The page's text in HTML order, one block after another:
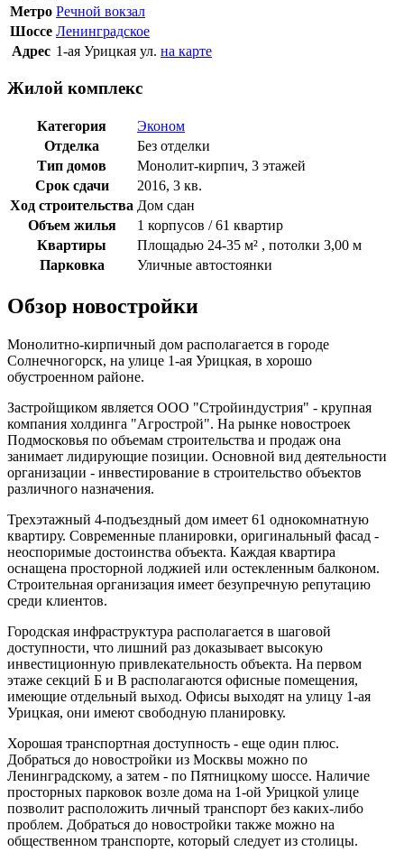
Метро Речной вокзал
Шоссе Ленинградское
Адрес 1-ая Урицкая ул. на карте
Жилой комплекс
Категория
Эконом
Отделка
Без отделки
Тип домов
Монолит-кирпич, 3 этажей
Срок сдачи
2016, 3 кв.
Ход строительства Дом сдан
Объем жилья
1 корпусов / 61 квартир
Квартиры
Площадью 24-35 м² , потолки 3,00 м
Парковка
Уличные автостоянки
Обзор новостройки
Монолитно-кирпичный дом располагается в городе
Солнечногорск, на улице 1-ая Урицкая, в хорошо
обустроенном районе.
Застройщиком является ООО "Стройиндустрия" - крупная
компания холдинга "Агрострой". На рынке новостроек
Подмосковья по объемам строительства и продаж она
занимает лидирующие позиции. Основной вид деятельности
организации - инвестирование в строительство объектов
различного назначения.
Трехэтажный 4-подъездный дом имеет 61 однокомнатную
квартиру. Современные планировки, оригинальный фасад -
неоспоримые достоинства объекта. Каждая квартира
оснащена просторной лоджией или остекленным балконом.
Строительная организация имеет безупречную репутацию
среди клиентов.
Городская инфраструктура располагается в шаговой
доступности, что лишний раз доказывает высокую
инвестиционную привлекательность объекта. На первом
этаже секций Б и В располагаются офисные помещения,
имеющие отдельный выход. Офисы выходят на улицу 1-ая
Урицкая, они имеют свободную планировку.
Хорошая транспортная доступность - еще один плюс.
Добраться до новостройки из Москвы можно по
Ленинградскому, а затем - по Пятницкому шоссе. Наличие
просторных парковок возле дома на 1-ой Урицкой улице
позволит расположить личный транспорт без каких-либо
проблем. Добраться до новостройки также можно на
общественном транспорте, который следует из столицы.